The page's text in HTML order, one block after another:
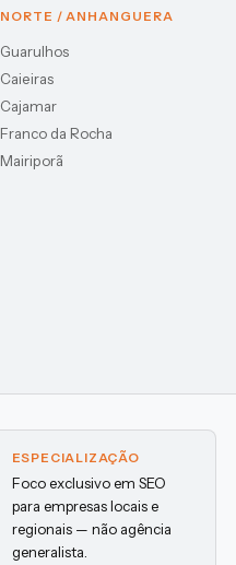
NORTE / ANHANGUERA
Guarulhos
Caieiras
Cajamar
Franco da Rocha
Mairiporã
ESPECIALIZAÇÃO
Foco exclusivo em SEO
para empresas locais e
regionais — não agência
generalista.